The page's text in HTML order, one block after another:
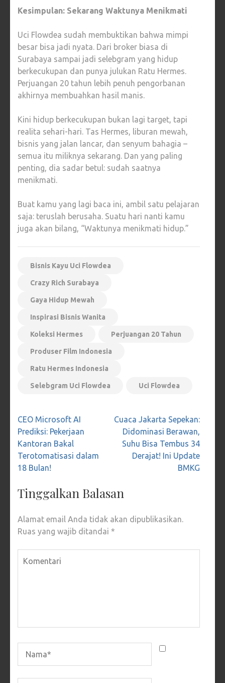
Kesimpulan: Sekarang Waktunya Menikmati
Uci Flowdea sudah membuktikan bahwa mimpi
besar bisa jadi nyata. Dari broker biasa di
Surabaya sampai jadi selebgram yang hidup
berkecukupan dan punya julukan Ratu Hermes.
Perjuangan 20 tahun lebih penuh pengorbanan
akhirnya membuahkan hasil manis.
Kini hidup berkecukupan bukan lagi target, tapi
realita sehari-hari. Tas Hermes, liburan mewah,
bisnis yang jalan lancar, dan senyum bahagia –
semua itu miliknya sekarang. Dan yang paling
penting, dia sadar betul: sudah saatnya
menikmati.
Buat kamu yang lagi baca ini, ambil satu pelajaran
saja: teruslah berusaha. Suatu hari nanti kamu
juga akan bilang, “Waktunya menikmati hidup.”
Bisnis Kayu Uci Flowdea
Crazy Rich Surabaya
Gaya Hidup Mewah
Inspirasi Bisnis Wanita
Koleksi Hermes Perjuangan 20 Tahun
Produser Film Indonesia
Ratu Hermes Indonesia
Selebgram Uci Flowdea Uci Flowdea
Navigasi
pos
CEO Microsoft AI
Prediksi: Pekerjaan
Kantoran Bakal
Terotomatisasi dalam
18 Bulan!
Cuaca Jakarta Sepekan:
Didominasi Berawan,
Suhu Bisa Tembus 34
Derajat! Ini Update
BMKG
Tinggalkan Balasan
Alamat email Anda tidak akan dipublikasikan.
Ruas yang wajib ditandai *